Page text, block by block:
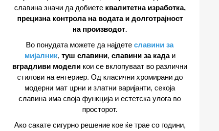
славина значи да добиете квалитетна изработка,
прецизна контрола на водата и долготрајност
на производот.
Во понудата можете да најдете славини за
мијалник, туш славини, славини за кадаи
вградливи модели кои се вклопуваат во различни
стилови на ентериер. Од класични хромирани до
модерни мат црни и златни варијанти, секоја
славина има своја функција и естетска улога во
просторот.
Ако сакате сигурно решение кое ќе трае со години,